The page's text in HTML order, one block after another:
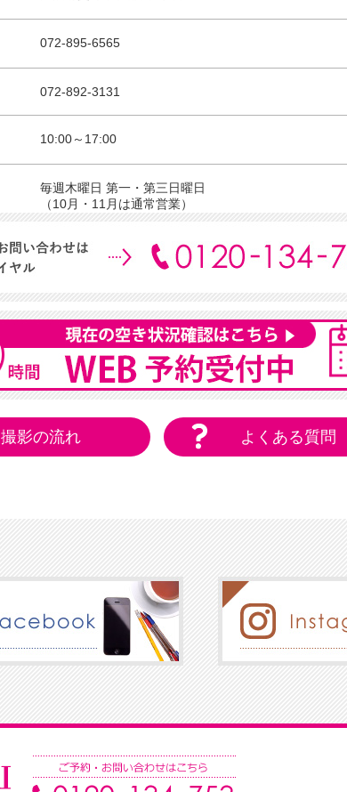
072-895-6565
072-892-3131
10:00～17:00
毎週木曜日 第一・第三日曜日
（10月・11月は通常営業）
撮影の流れ よくある質問